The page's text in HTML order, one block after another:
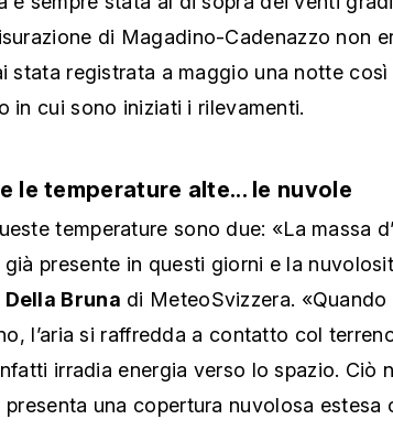
di Magadino-Cadenazzo non
stata registrata a maggio una notte così
in cui sono iniziati i rilevamenti.
le temperature alte... le nuvole
temperature sono due: «La massa
già presente in questi giorni e la
Della Bruna di MeteoSvizzera.
l’aria si raffredda a contatto col
irradia energia verso lo spazio. Ciò
presenta una copertura nuvolosa estesa